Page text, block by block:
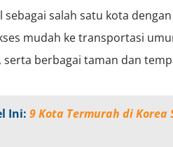
sebagai salah satu kota
mudah ke transportasi
serta berbagai taman dan
Ini: 9 Kota Termurah di Korea